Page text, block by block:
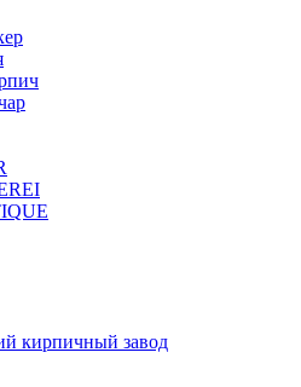
кирпичный завод